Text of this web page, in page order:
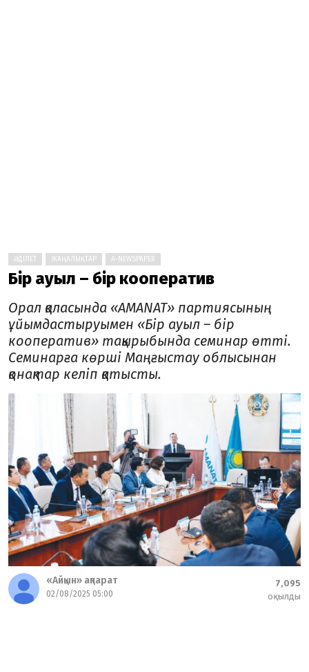
ӘДІЛЕТ ЖАҢАЛЫҚТАР A-NEWSPAPER
Бір ауыл – бір кооператив
Орал қаласында «AMANAT» партиясының
ұйымдастыруы­мен «Бір ауыл – бір
кооператив» тақырыбында семинар өтті.
Семинарға көрші Маңғыстау облысынан
қонақтар келіп қатысты.
«Айқын» ақпарат
02/08/2025 05:00
7,095
оқылды